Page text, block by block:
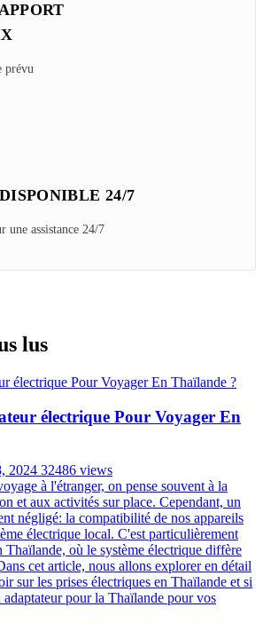
prévu
24/7
une assistance 24/7
lus
électrique Pour Voyager En
2024 32486 views
à l'étranger, on pense souvent à la
et aux activités sur place. Cependant, un
négligé: la compatibilité de nos appareils
électrique local. C'est particulièrement
où le système électrique diffère
cet article, nous allons explorer en détail
sur les prises électriques en Thaïlande et si
pour la Thaïlande pour vos